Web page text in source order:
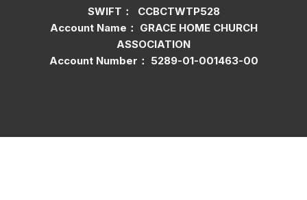
SWIFT： CCBCTWTP528
Account Name： GRACE HOME CHURCH
ASSOCIATION
Account Number： 5289-01-001463-00